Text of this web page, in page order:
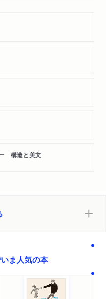
構造と美文
いま人気の本